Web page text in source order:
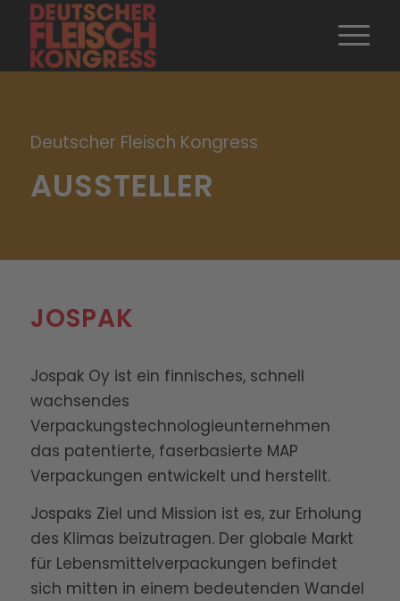
Deutscher Fleisch Kongress
AUSSTELLER
JOSPAK
Jospak Oy ist ein finnisches, schnell
wachsendes
Verpackungstechnologieunternehmen
das patentierte, faserbasierte MAP
Verpackungen entwickelt und herstellt.
Jospaks Ziel und Mission ist es, zur Erholung
des Klimas beizutragen. Der globale Markt
für Lebensmittelverpackungen befindet
sich mitten in einem bedeutenden Wandel